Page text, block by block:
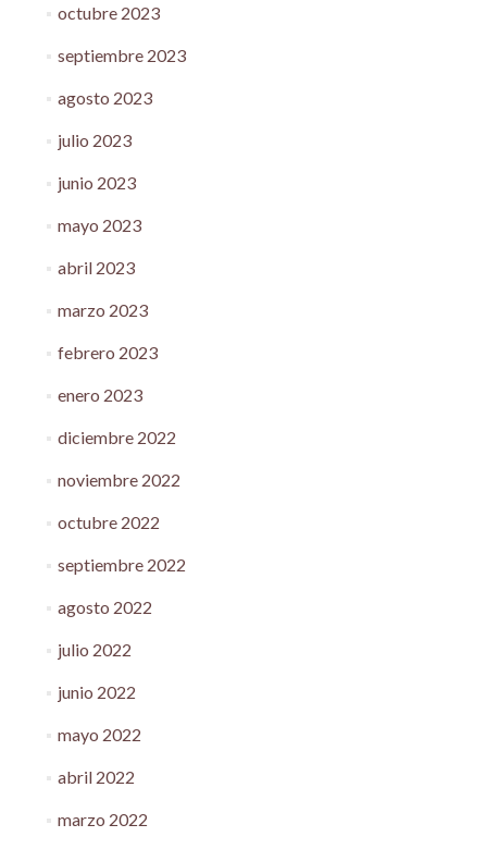
octubre 2023
septiembre 2023
agosto 2023
julio 2023
junio 2023
mayo 2023
abril 2023
marzo 2023
febrero 2023
enero 2023
diciembre 2022
noviembre 2022
octubre 2022
septiembre 2022
agosto 2022
julio 2022
junio 2022
mayo 2022
abril 2022
marzo 2022